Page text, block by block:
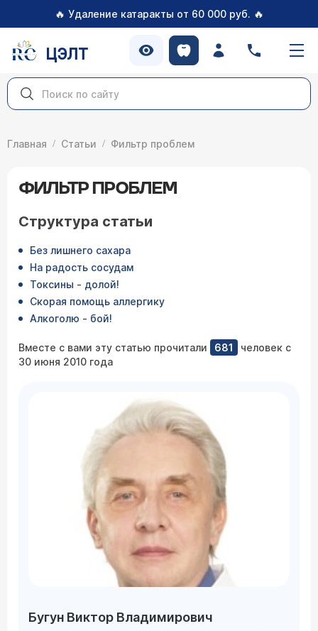
🔥 Удаление катаракты от 60 000 руб. 🔥
ЦЭЛТ
Главная Статьи Фильтр проблем
ФИЛЬТР ПРОБЛЕМ
Бугун Виктор Владимирович
Структура статьи
Без лишнего сахара
На радость сосудам
Токсины - долой!
Скорая помощь аллергику
Алкоголю - бой!
Вместе с вами эту статью прочитали 681
человек с
30 июня 2010 года